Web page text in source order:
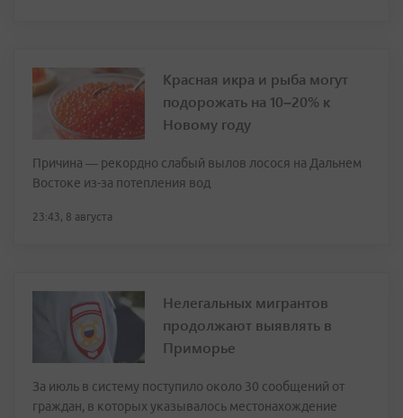
Красная икра и рыба могут
подорожать на 10–20% к
Новому году
Причина — рекордно слабый вылов лосося на Дальнем
Востоке из-за потепления вод
23:43, 8 августа
Нелегальных мигрантов
продолжают выявлять в
Приморье
За июль в систему поступило около 30 сообщений от
граждан, в которых указывалось местонахождение